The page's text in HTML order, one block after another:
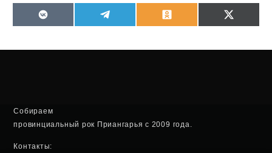
VK OdnoklassnikiX
Собираем
провинциальный рок Приангарья с 2009 года.
Контакты: